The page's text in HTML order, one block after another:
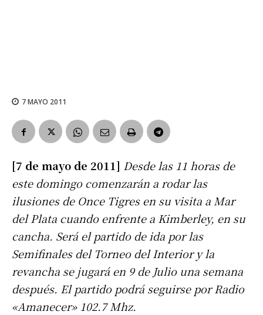
7 MAYO 2011
[7 de mayo de 2011] Desde las 11 horas de
este domingo comenzarán a rodar las
ilusiones de Once Tigres en su visita a Mar
del Plata cuando enfrente a Kimberley, en su
cancha. Será el partido de ida por las
Semifinales del Torneo del Interior y la
revancha se jugará en 9 de Julio una semana
después. El partido podrá seguirse por Radio
«Amanecer» 102.7 Mhz.